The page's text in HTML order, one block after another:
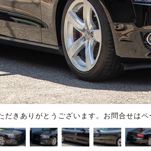
だきありがとうございます。お問合せは